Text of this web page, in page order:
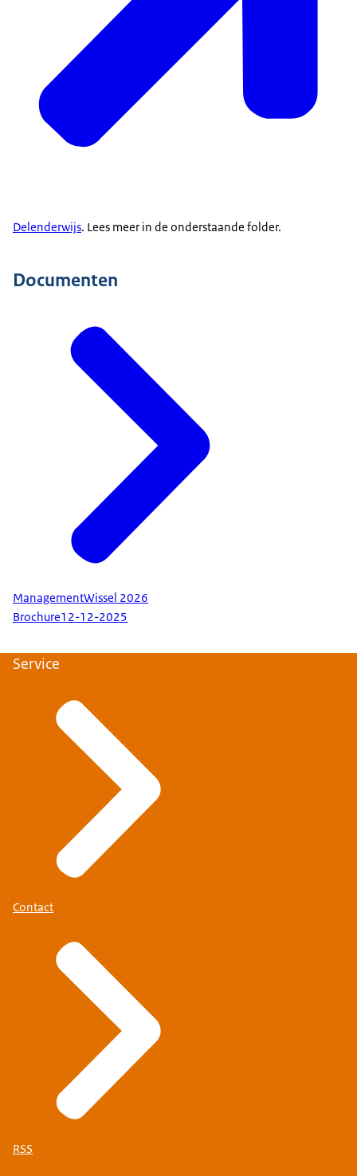
Delenderwijs. Lees meer in de onderstaande folder.
Documenten
ManagementWissel 2026
Brochure12-12-2025
Service
Contact
RSS